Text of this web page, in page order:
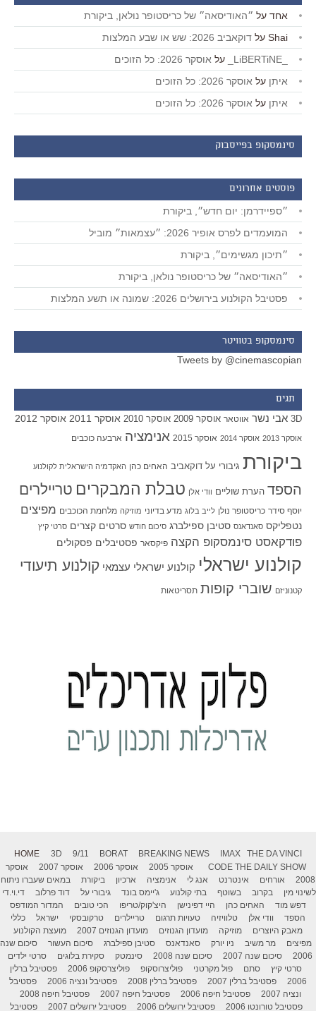
אחד על ״האודיסאה״ של כריסטופר נולאן, ביקורת
Shai על דוקאביב 2026: שש או שבע המלצות
על אוסקר 2026: כל הזוכים
איתן על אוסקר 2026: כל הזוכים
איתן על אוסקר 2026: כל הזוכים
סינמסקופ בפייסבוק
פוסטים אחרונים
״ספיידרמן: יום חדש״, ביקורת
המועמדים לפרס אופיר 2026: ״עצמאות״ מוביל
״תיכון מגשימים״, ביקורת
״האודיסאה״ של כריסטופר נולאן, ביקורת
פסטיבל הקולנוע בירושלים 2026: שמונה או תשע המלצות
סינמסקופ בטוויטר
Tweets by @cinemascopian
תגים
3D אבי נשר אווטאר אוסקר 2009 אוסקר 2010 אוסקר 2011 אוסקר 2012
אוסקר 2013 אוסקר 2014 אוסקר 2015 אנימציה ארבעה כוכבים
ביקורת גיבורי על דוקאביב האחים כהן האקדמיה הישראלית לקולנוע
הספד הערת שוליים וודי אלן טבלת המבקרים טריילרים
יוסף סידר כריסטופר נולן לייב בלוג מדע בדיוני מוזיקה מלחמת הכוכבים מפיצים
נטפליקס סאנדאנס סטיבן ספילברג סיכום חודש סרטים קצרים סרטי קיץ
פודקאסט סינמסקופ הקצה פיקסאר פסטיבלים פסקולים
קולנוע ישראלי קולנוע ישראלי עצמאי קולנוע תיעודי
קטנוניזם שוברי קופות תסריטאות
HOME 3D 9/11 BORAT BREAKING NEWS IMAX
THE DA VINCI
CODE THE DAILY SHOW אוסקר 2005 אוסקר 2006 אוסקר 2007
אוסקר
2008
אורחים אינטרנט אנג לי אנימציה ארכיון ביקורת
במאים שעברו ניתוח
לשינוי מין
בקרוב בשוטף בתי קולנוע ג'יימס בונד גיבורי על דוד פרלוב
די.וי.די
דפש מוד
האחים כהן היי דפינישן היצ'קוק/טריפו הכי טובים
המדור המודפס
הספד
וודי אלן טלוויזיה טעויות תרגום טריילרים טרקובסקי ישראל
כללי
מאבק היוצרים
מוזיקה מועדון הגנוזים מועדון הגנוזים 2007
מועצת הקולנוע
מפיצים
מר משיב ניו יורק סאנדאנס סטיבן ספילברג סיכום העשור
סיכום שנה
2006
סיכום שנה 2007 סיכום שנה 2008 סינמטק סקירת בלוגים
סרטי ילדים
סרטי קיץ
סתם פול מקרטני פוליצרוסקופ פוליצרסקופ 2006
פסטיבל ברלין
2006
פסטיבל ברלין 2007 פסטיבל ברלין 2008 פסטיבל ונציה 2006
פסטיבל
ונציה 2007
פסטיבל חיפה 2006 פסטיבל חיפה 2007
פסטיבל חיפה 2008
פסטיבל טורונטו 2006
פסטיבל ירושלים 2006 פסטיבל ירושלים 2007 פסטיבל